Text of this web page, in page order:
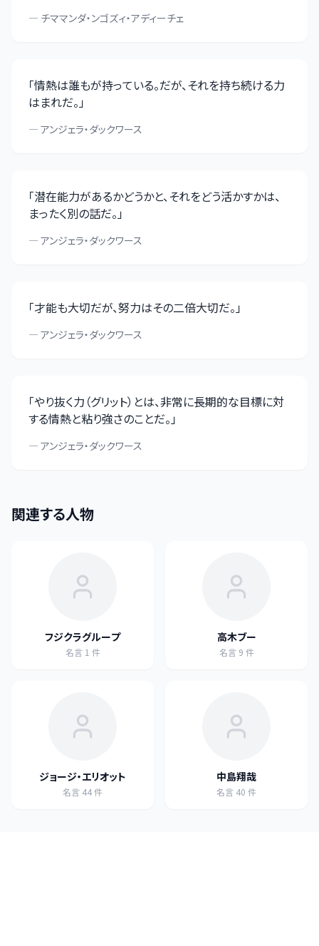
— チママンダ・ンゴズィ・アディーチェ
「情熱は誰もが持っている。だが、それを持ち続ける力
はまれだ。」
— アンジェラ・ダックワース
「潜在能力があるかどうかと、それをどう活かすかは、
まったく別の話だ。」
— アンジェラ・ダックワース
「才能も大切だが、努力はその二倍大切だ。」
— アンジェラ・ダックワース
「やり抜く力（グリット）とは、非常に長期的な目標に対
する情熱と粘り強さのことだ。」
— アンジェラ・ダックワース
関連する人物
フジクラグループ
名言 1 件
高木ブー
名言 9 件
ジョージ・エリオット
名言 44件
中島翔哉
名言 40 件